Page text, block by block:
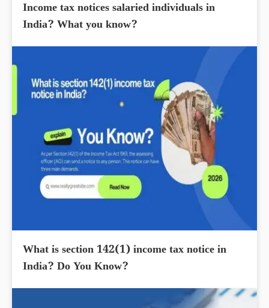
Income tax notices salaried individuals in
India? What you know?
What is section 142(1) income tax notice in
India? Do You Know?